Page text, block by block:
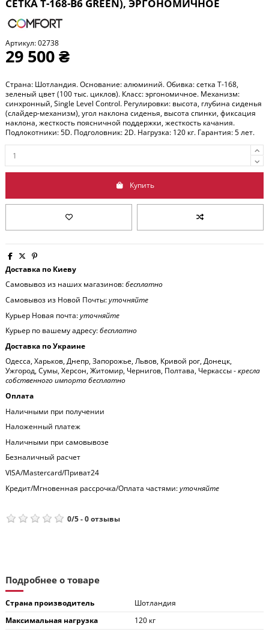
СЕТКА T-168-B6 GREEN), ЭРГОНОМИЧНОЕ
Артикул:02738
29 500 ₴
Страна: Шотландия. Основание: алюминий. Обивка: сетка T-168,
зеленый цвет (100 тыс. циклов). Класс: эргономичное. Механизм:
синхронный, Single Level Control. Регулировки: высота, глубина сиденья
(слайдер-механизм), угол наклона сиденья, высота спинки, фиксация
наклона, жесткость поясничной поддержки, жесткость качания.
Подлокотники: 5D. Подголовник: 2D. Нагрузка: 120 кг. Гарантия: 5 лет.
Купить
Доставка по Киеву
Самовывоз из наших магазинов:бесплатно
Самовывоз из Новой Почты:уточняйте
Курьер Новая почта:уточняйте
Курьер по вашему адресу:бесплатно
Доставка по Украине
Одесса, Харьков, Днепр, Запорожье, Львов, Кривой рог, Донецк,
Ужгород, Сумы, Херсон, Житомир, Чернигов, Полтава, Черкассы -кресла
собственного импорта бесплатно
Оплата
Наличными при получении
Наложенный платеж
Наличными при самовывозе
Безналичный расчет
VISA/Mastercard/Приват24
Кредит/Мгновенная рассрочка/Оплата частями:уточняйте
0/5-0отзывы
Подробнее о товаре
Страна производитель
Шотландия
Максимальная нагрузка
120 кг